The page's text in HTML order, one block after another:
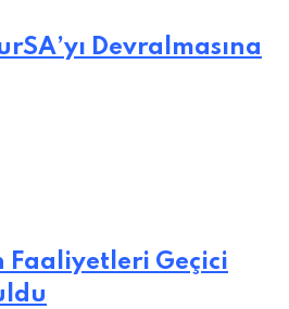
Devralmasına
Faaliyetleri Geçici